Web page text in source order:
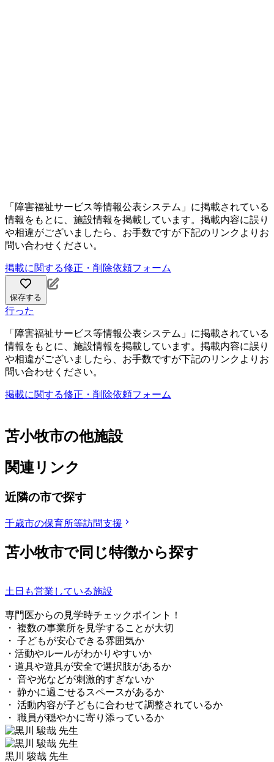
「障害福祉サービス等情報公表システム」に掲載されている
情報をもとに、施設情報を掲載しています。掲載内容に誤り
や相違がございましたら、お手数ですが下記のリンクよりお
問い合わせください。
掲載に関する修正・削除依頼フォーム
保存する
行った
「障害福祉サービス等情報公表システム」に掲載されている
情報をもとに、施設情報を掲載しています。掲載内容に誤り
や相違がございましたら、お手数ですが下記のリンクよりお
問い合わせください。
掲載に関する修正・削除依頼フォーム
苫小牧市の他施設
関連リンク
近隣の市で探す
千歳市の保育所等訪問支援
苫小牧市で同じ特徴から探す
土日も営業している施設
専門医からの見学時チェックポイント！
・ 複数の事業所を見学することが大切
・ 子どもが安心できる雰囲気か
・活動やルールがわかりやすいか
・道具や遊具が安全で選択肢があるか
・ 音や光などが刺激的すぎないか
・ 静かに過ごせるスペースがあるか
・ 活動内容が子どもに合わせて調整されているか
・ 職員が穏やかに寄り添っているか
黒川 駿哉 先生